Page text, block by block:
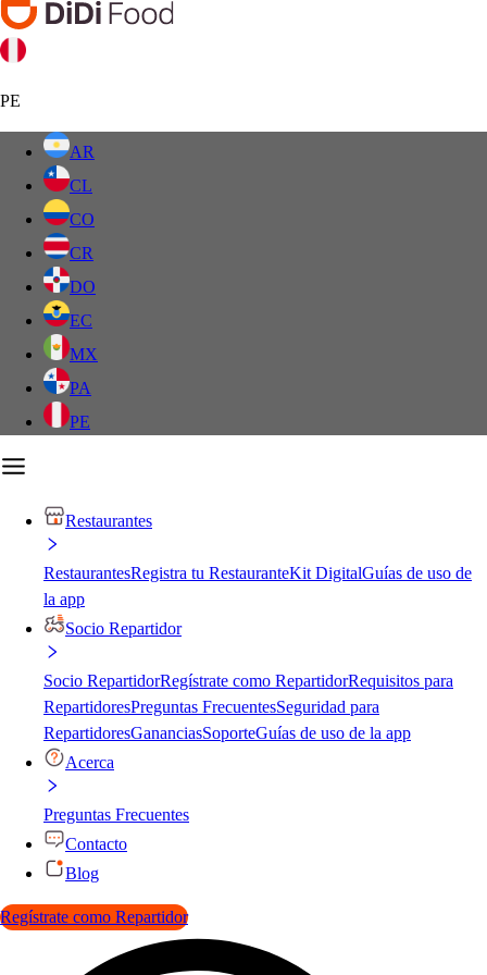
PE
AR
CL
CO
CR
DO
EC
MX
PA
PE
Restaurantes
RestaurantesRegistra tu RestauranteKit DigitalGuías de uso de
la app
Socio Repartidor
Socio RepartidorRegístrate como RepartidorRequisitos para
RepartidoresPreguntas FrecuentesSeguridad para
RepartidoresGananciasSoporteGuías de uso de la app
Acerca
Preguntas Frecuentes
Contacto
Blog
Regístrate como Repartidor